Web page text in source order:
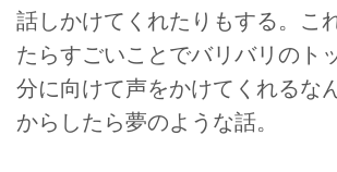
話しかけてくれたりもする。こ
たらすごいことでバリバリのト
分に向けて声をかけてくれるな
からしたら夢のような話。